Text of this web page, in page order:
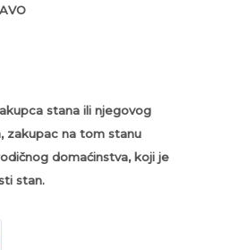
stana ili njegovog
zakupac na tom stanu
domaćinstva, koji je
stan.